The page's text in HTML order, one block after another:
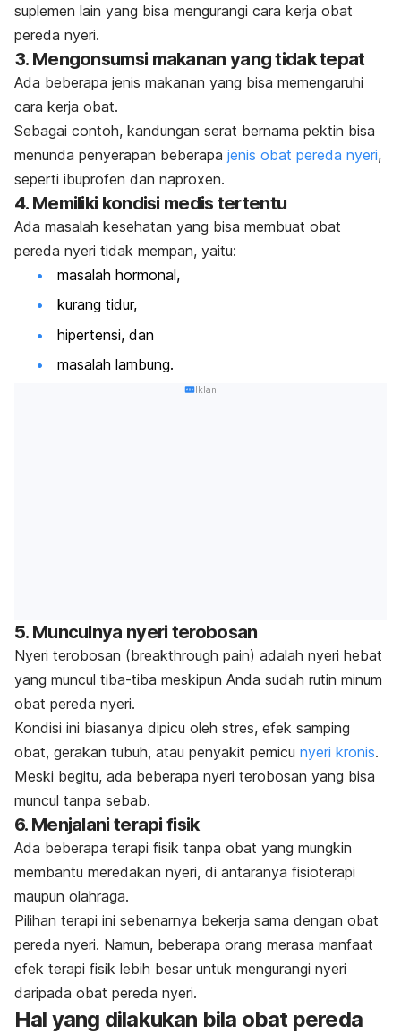
suplemen lain yang bisa mengurangi cara kerja obat
pereda nyeri.
3. Mengonsumsi makanan yang tidak tepat
Ada beberapa jenis makanan yang bisa memengaruhi
cara kerja obat.
Sebagai contoh, kandungan serat bernama pektin bisa
menunda penyerapan beberapa jenis obat pereda nyeri,
seperti ibuprofen dan naproxen.
4. Memiliki kondisi medis tertentu
Ada masalah kesehatan yang bisa membuat obat
pereda nyeri tidak mempan, yaitu:
masalah hormonal,
kurang tidur,
hipertensi, dan
masalah lambung.
Iklan
5. Munculnya nyeri terobosan
Nyeri terobosan (breakthrough pain) adalah nyeri hebat
yang muncul tiba-tiba meskipun Anda sudah rutin minum
obat pereda nyeri.
Kondisi ini biasanya dipicu oleh stres, efek samping
obat, gerakan tubuh, atau penyakit pemicu nyeri kronis.
Meski begitu, ada beberapa nyeri terobosan yang bisa
muncul tanpa sebab.
6. Menjalani terapi fisik
Ada beberapa terapi fisik tanpa obat yang mungkin
membantu meredakan nyeri, di antaranya fisioterapi
maupun olahraga.
Pilihan terapi ini sebenarnya bekerja sama dengan obat
pereda nyeri. Namun, beberapa orang merasa manfaat
efek terapi fisik lebih besar untuk mengurangi nyeri
daripada obat pereda nyeri.
Hal yang dilakukan bila obat pereda